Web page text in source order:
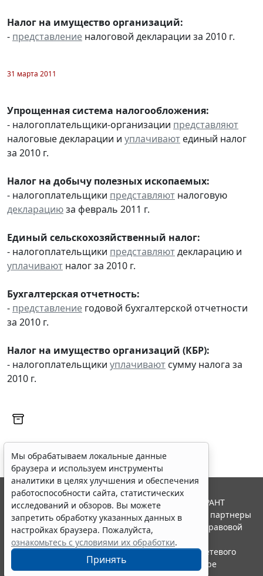
Налог на имущество организаций:
- представление налоговой декларации за 2010 г.
31 марта 2011
Упрощенная система налогообложения:
- налогоплательщики-организации представляют
налоговые декларации и уплачивают единый налог
за 2010 г.
Налог на добычу полезных ископаемых:
- налогоплательщики представляют налоговую
декларациюза февраль 2011 г.
Единый сельскохозяйственный налог:
- налогоплательщики представляютдекларацию и
уплачивают налог за 2010 г.
Бухгалтерская отчетность:
- представление годовой бухгалтерской отчетности
за 2010 г.
Налог на имущество организаций (КБР):
- налогоплательщики уплачивают сумму налога за
2010 г.
Мы обрабатываем локальные данные
браузера и используем инструменты
аналитики в целях улучшения и обеспечения
работоспособности сайта, статистических
исследований и обзоров. Вы можете
запретить обработку указанных данных в
настройках браузера. Пожалуйста,
ознакомьтесь с условиями их обработки.
Принять
© ООО "НПП "ГАРАНТ-СЕРВИС", 2026. Система ГАРАНТ
выпускается с 1990 года. Компания "Гарант" и ее партнеры
являются участниками Российской ассоциации правовой
информации ГАРАНТ.
Портал ГАРАНТ.РУ зарегистрирован в качестве сетевого
издания Федеральной службой по надзору в сфере